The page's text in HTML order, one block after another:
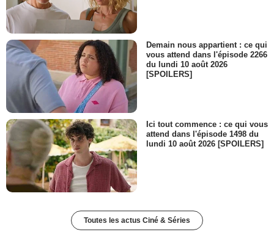
Demain nous appartient : ce qui
vous attend dans l'épisode 2266
du lundi 10 août 2026
[SPOILERS]
Ici tout commence : ce qui vous
attend dans l'épisode 1498 du
lundi 10 août 2026 [SPOILERS]
Toutes les actus Ciné & Séries